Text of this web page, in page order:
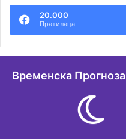
н
т
20.000
Пратилаца
Временска Прогноза